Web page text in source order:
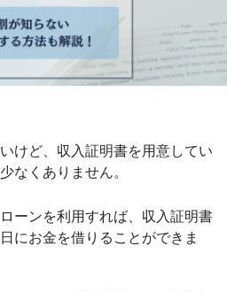
けど、収入証明書を用意してい
なくありません。
ーンを利用すれば、収入証明書
にお金を借りることができま